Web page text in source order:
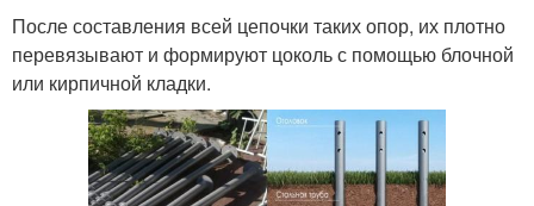
После составления всей цепочки таких опор, их плотно
перевязывают и формируют цоколь с помощью блочной
или кирпичной кладки.